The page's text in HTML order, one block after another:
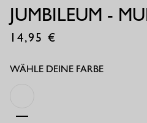
JUMBILEUM -
14,95
WÄHLE DEINE FARBE